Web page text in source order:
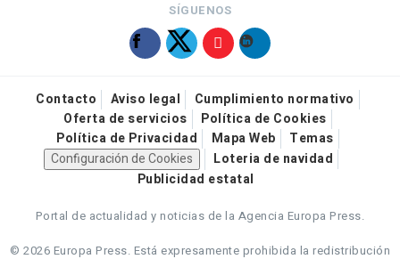
SÍGUENOS
Contacto Aviso legal
Cumplimiento normativo
Oferta de servicios
Política de Cookies
Política de Privacidad
Mapa Web
Temas
Configuración de Cookies
Loteria de navidad
Publicidad estatal
Portal de actualidad y noticias de la Agencia Europa Press.
© 2026 Europa Press. Está expresamente prohibida la redistribución